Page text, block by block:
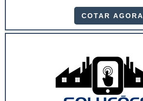
COTAR AGORA